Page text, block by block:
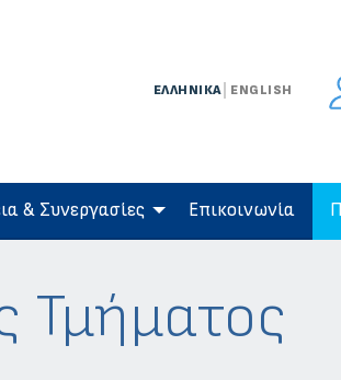
ΕΛΛΗΝΙΚΑ ENGLISH
& Συνεργασίες Eπικοινωνία
Τμήματος